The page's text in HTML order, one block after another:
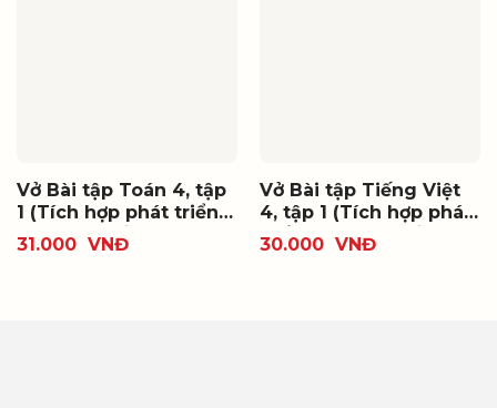
Vở Bài tập Toán 4, tập
1 (Tích hợp phát triển
năng lực số)
31.000 VNĐ
Vở Bài tập Tiếng Việt
4, tập 1 (Tích hợp phát
triển năng lực số)
30.000 VNĐ